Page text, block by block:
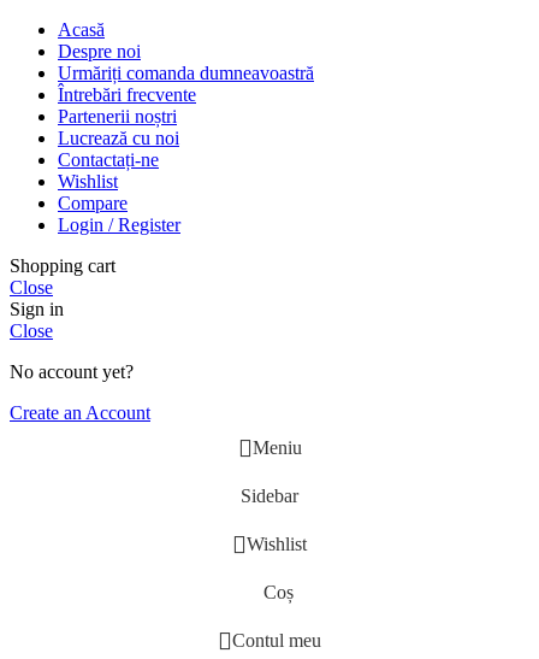
Acasă
Despre noi
Urmăriți comanda dumneavoastră
Întrebări frecvente
Partenerii noștri
Lucrează cu noi
Contactați-ne
Wishlist
Compare
Login / Register
Shopping cart
Close
Sign in
Close
No account yet?
Create an Account
Meniu
Sidebar
Wishlist
Coș
Contul meu